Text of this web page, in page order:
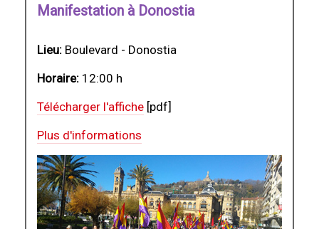
Manifestation à Donostia
Lieu: Boulevard - Donostia
Horaire: 12:00 h
Télécharger l'affiche [pdf]
Plus d'informations